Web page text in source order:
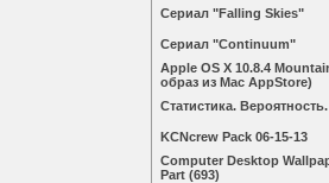
Сериал "Falling Skies"
Сериал "Continuum"
Apple OS X 10.8.4
образ из Mac AppStore)
Статистика.
KCNcrew Pack 06-15-13
Computer Desktop
Part (693)